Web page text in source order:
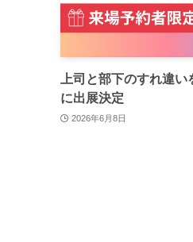
上司と部下のすれ違
に出展決定
2026年6月8日